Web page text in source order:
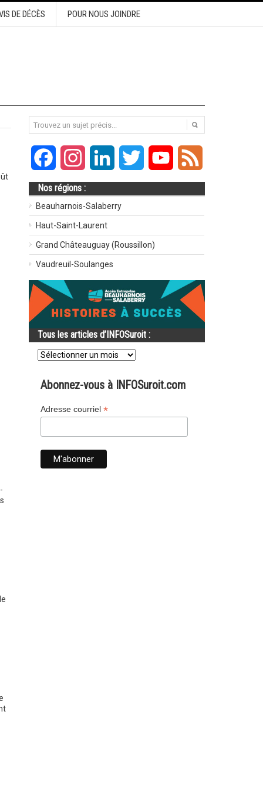
DE DÉCÈS POUR NOUS JOINDRE
FacebookInstagramLinkedIn Twitter YouTube
Nos régions :
Beauharnois-Salaberry
Haut-Saint-Laurent
Grand Châteauguay (Roussillon)
Vaudreuil-Soulanges
Tous les articles d’INFOSuroit :
Tous
les
d’INFOSuroit
Abonnez-vous à INFOSuroit.com
Adresse courriel *